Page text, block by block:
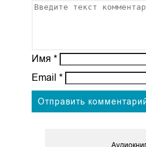
Имя *
Email *